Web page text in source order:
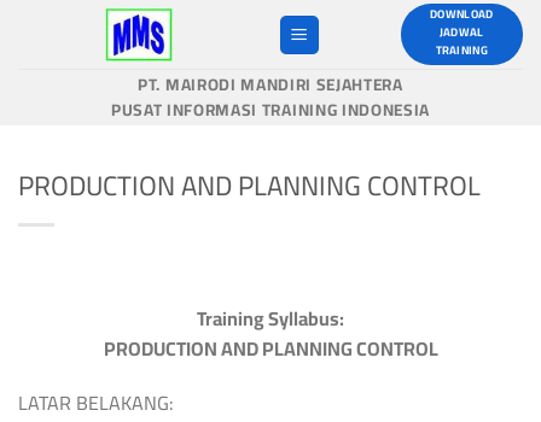
DOWNLOAD
JADWAL
TRAINING
PT. MAIRODI MANDIRI SEJAHTERA
PUSAT INFORMASI TRAINING INDONESIA
PRODUCTION AND PLANNING CONTROL
Training Syllabus:
PRODUCTION AND PLANNING CONTROL
LATAR BELAKANG: